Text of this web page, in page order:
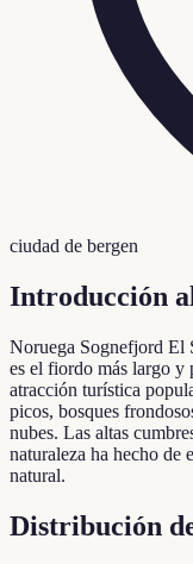
ciudad de bergen
Introducción
Noruega Sognefjord El
es el fiordo más largo y
atracción turística
picos, bosques
nubes. Las altas
naturaleza ha hecho de
natural.
Distribución